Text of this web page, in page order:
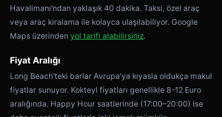
Havalimanı'ndan yaklaşık 40 dakika. Taksi, özel araç
veya araç kiralama ile kolayca ulaşılabiliyor. Google
Maps üzerinden yol tarifi alabilirsiniz.
Fiyat Aralığı
Long Beach'teki barlar Avrupa'ya kıyasla oldukça makul
fiyatlar sunuyor. Kokteyl fiyatları genellikle 8-12 Euro
aralığında. Happy Hour saatlerinde (17:00–20:00) ise